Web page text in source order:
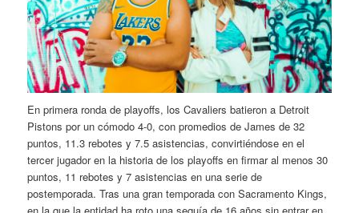
En primera ronda de playoffs, los Cavaliers batieron a Detroit
Pistons por un cómodo 4-0, con promedios de James de 32
puntos, 11.3 rebotes y 7.5 asistencias, convirtiéndose en el
tercer jugador en la historia de los playoffs en firmar al menos 30
puntos, 11 rebotes y 7 asistencias en una serie de
postemporada. Tras una gran temporada con Sacramento Kings,
en la que la entidad ha roto una sequía de 16 años sin entrar en